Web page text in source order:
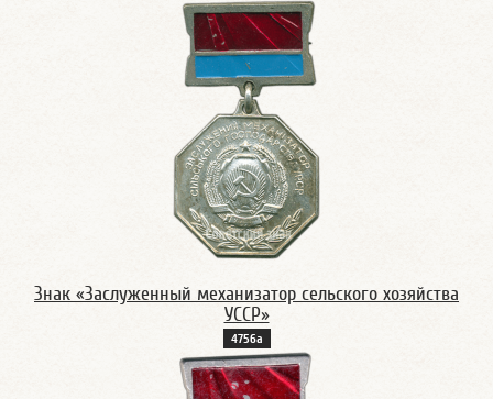
Знак «Заслуженный механизатор сельского хозяйства
УССР»
4756а